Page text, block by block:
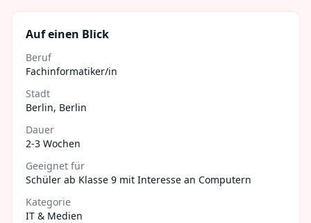
Auf einen Blick
Beruf
Fachinformatiker/in
Stadt
Berlin, Berlin
Dauer
2-3 Wochen
Geeignet für
Schüler ab Klasse 9 mit Interesse an Computern
Kategorie
IT & Medien